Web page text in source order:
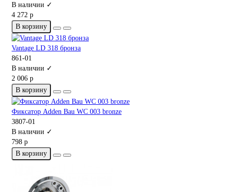
В наличии ✓
4 272 р
В корзину
Vantage LD 318 бронза
861-01
В наличии ✓
2 006 р
В корзину
Фиксатор Adden Bau WC 003 bronze
3807-01
В наличии ✓
798 р
В корзину